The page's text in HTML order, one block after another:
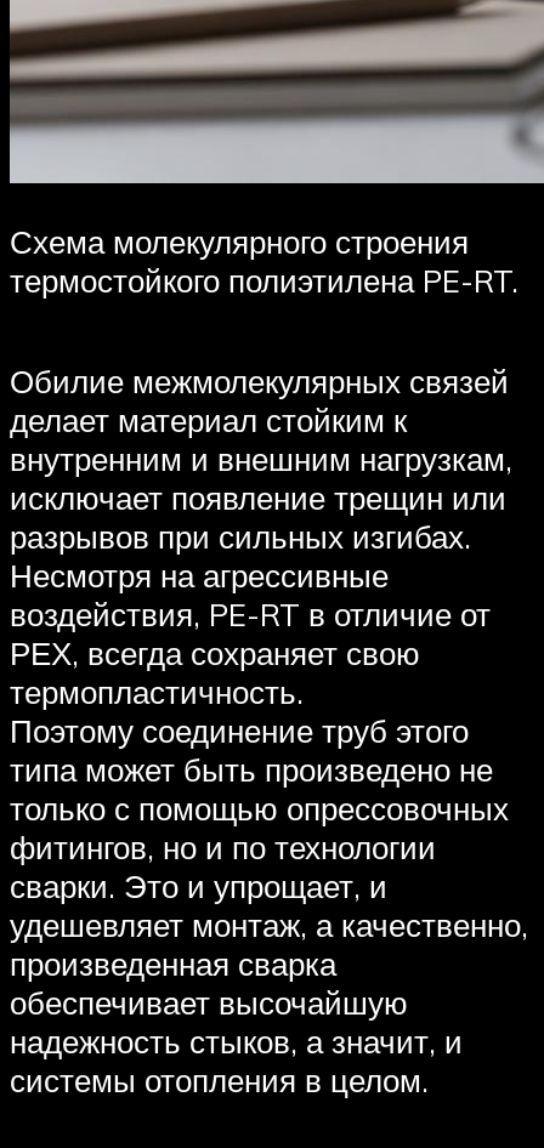
Схема молекулярного строения
термостойкого полиэтилена PE-RT.
Обилие межмолекулярных связей
делает материал стойким к
внутренним и внешним нагрузкам,
исключает появление трещин или
разрывов при сильных изгибах.
Несмотря на агрессивные
воздействия, PE-RT в отличие от
РЕХ, всегда сохраняет свою
термопластичность.
Поэтому соединение труб этого
типа может быть произведено не
только с помощью опрессовочных
фитингов, но и по технологии
сварки. Это и упрощает, и
удешевляет монтаж, а качественно,
произведенная сварка
обеспечивает высочайшую
надежность стыков, а значит, и
системы отопления в целом.